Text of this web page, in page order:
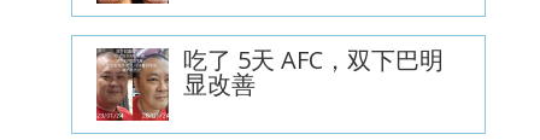
吃了 5天 AFC，双下巴明
显改善